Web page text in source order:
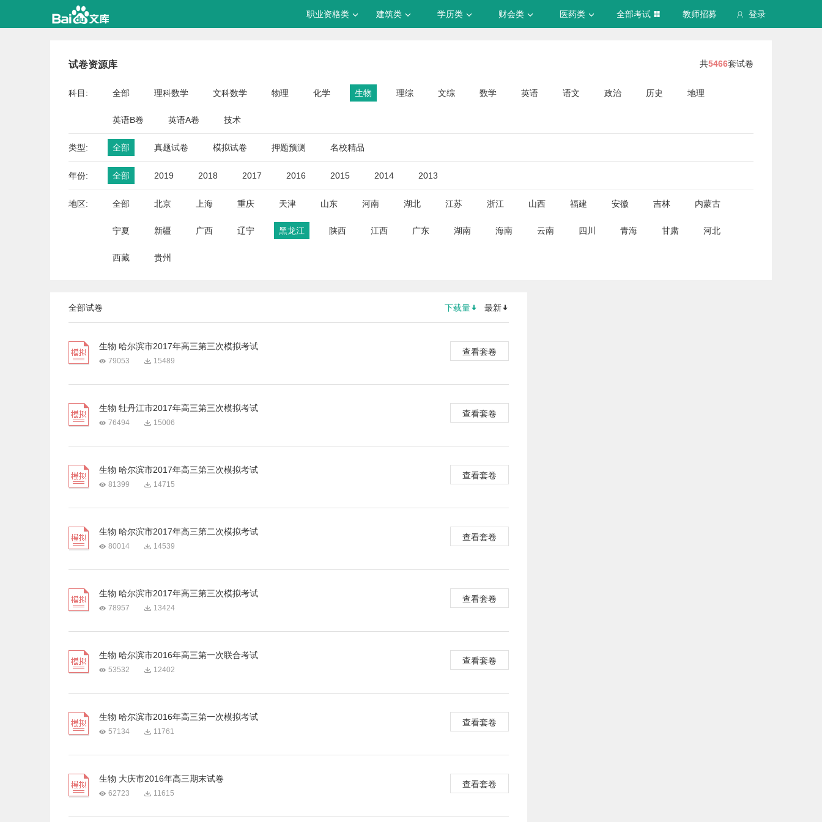
登录
职业资格类 建筑类 学历类 财会类 医药类 全部考试 教师招募
试卷资源库 共5466套试卷
科目: 全部 理科数学 文科数学 物理 化学 生物 理综 文综 数学 英语 语文 政治 历史 地理
英语B卷 英语A卷 技术
类型: 全部 真题试卷 模拟试卷 押题预测 名校精品
年份: 全部 2019 2018 2017 2016 2015 2014 2013
地区: 全部 北京 上海 重庆 天津 山东 河南 湖北 江苏 浙江 山西 福建 安徽 吉林 内蒙古
宁夏 新疆 广西 辽宁 黑龙江 陕西 江西 广东 湖南 海南 云南 四川 青海 甘肃 河北
西藏 贵州
全部试卷 下载量 最新
生物 哈尔滨市2017年高三第三次模拟考试
79053 15489
查看套卷
生物 牡丹江市2017年高三第三次模拟考试
76494 15006
查看套卷
生物 哈尔滨市2017年高三第三次模拟考试
81399 14715
查看套卷
生物 哈尔滨市2017年高三第二次模拟考试
80014 14539
查看套卷
生物 哈尔滨市2017年高三第三次模拟考试
78957 13424
查看套卷
生物 哈尔滨市2016年高三第一次联合考试
53532 12402
查看套卷
生物 哈尔滨市2016年高三第一次模拟考试
57134 11761
查看套卷
生物 大庆市2016年高三期末试卷
62723 11615
查看套卷